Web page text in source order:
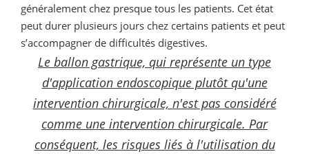
généralement chez presque tous les patients. Cet état
peut durer plusieurs jours chez certains patients et peut
s’accompagner de difficultés digestives.
Le ballon gastrique, qui représente un type
d'application endoscopique plutôt qu'une
intervention chirurgicale, n'est pas considéré
comme une intervention chirurgicale. Par
conséquent, les risques liés à l'utilisation du